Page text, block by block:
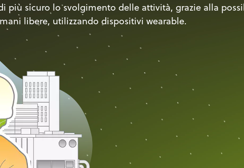
più sicuro lo svolgimento delle attività, grazie alla
libere, utilizzando dispositivi wearable.